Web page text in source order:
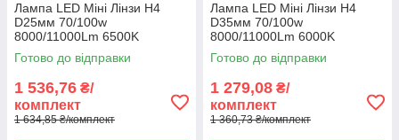
Лампа LED Міні Лінзи H4
D25мм 70/100w
8000/11000Lm 6500K
3570+1860*2 Chip Matrix 12V
"M01M"
Готово до відправки
1 536,76 ₴/
комплект
1 634,85 ₴/комплект
Лампа LED Міні Лінзи H4
D35мм 70/100w
8000/11000Lm 6000K
3570+1860*2 12V "M01K"
Готово до відправки
1 279,08 ₴/
комплект
1 360,73 ₴/комплект